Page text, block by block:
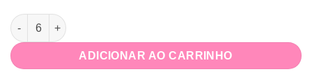
Porta Tubete Frozen quantidade
ADICIONAR AO CARRINHO